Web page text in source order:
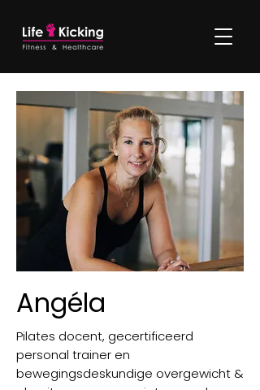
Angéla
Pilates docent, gecertificeerd
personal trainer en
bewegingsdeskundige overgewicht &